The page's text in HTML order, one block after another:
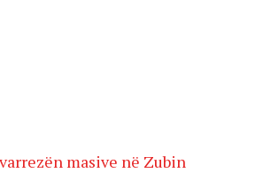
masive në Zubin